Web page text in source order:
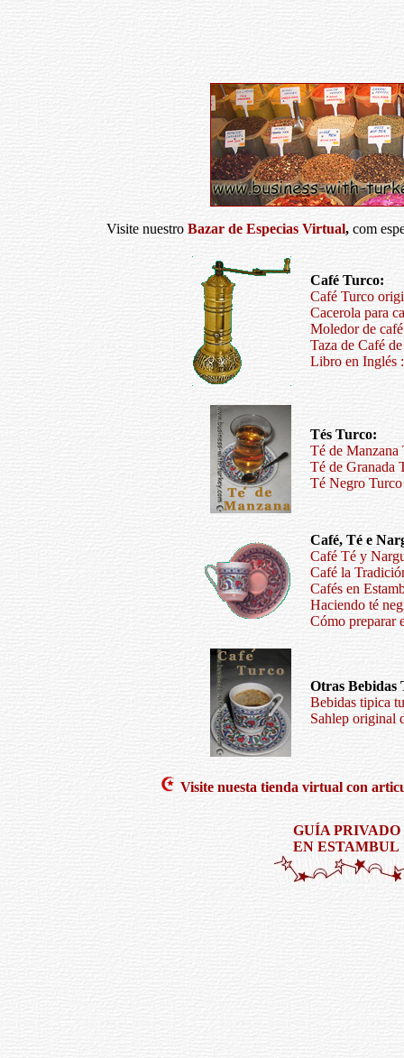
Visite nuestro Bazar de Especias Virtual,com
Café Turco:
Café Turco
Cacerola para
Moledor de
Taza de Café
Libro en Inglés
Tés Turco:
Té de
Té de Granada
Té Negro
Café, Té e
Café Té y
Café la
Cafés en
Haciendo té
Cómo preparar
Otras Bebidas
Bebidas tipica
Sahlep original
Visite nuesta tienda virtual con
GUÍA PRIVADO
EN ESTAMBUL